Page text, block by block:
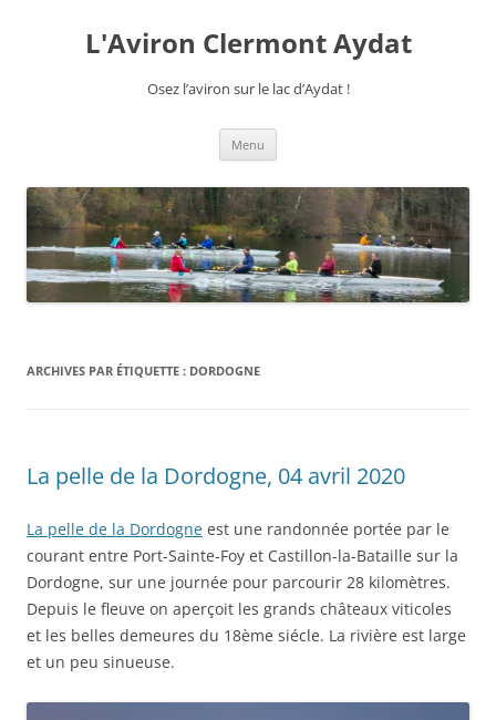
L'Aviron Clermont Aydat
Osez l’aviron sur le lac d’Aydat !
Menu
ARCHIVES PAR ÉTIQUETTE : DORDOGNE
La pelle de la Dordogne, 04 avril 2020
La pelle de la Dordogne est une randonnée portée par le
courant entre Port-Sainte-Foy et Castillon-la-Bataille sur la
Dordogne, sur une journée pour parcourir 28 kilomètres.
Depuis le fleuve on aperçoit les grands châteaux viticoles
et les belles demeures du 18ème siécle. La rivière est large
et un peu sinueuse.